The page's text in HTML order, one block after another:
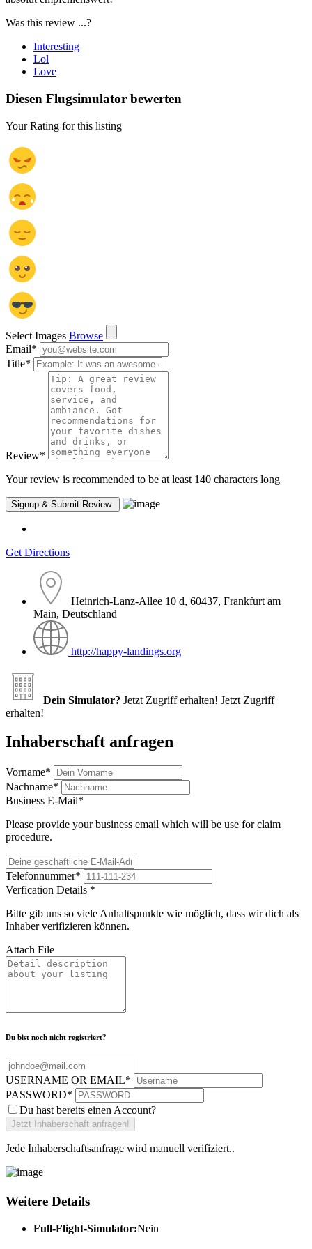
Was this review ...?
Interesting
Lol
Love
Diesen Flugsimulator bewerten
Your Rating for this listing
Select Images Browse
Email*
Title*
Review*
Your review is recommended to be at least 140 characters long
Get Directions
Heinrich-Lanz-Allee 10 d, 60437, Frankfurt am
Main, Deutschland
http://happy-landings.org
Dein Simulator? Jetzt Zugriff erhalten! Jetzt Zugriff
erhalten!
Inhaberschaft anfragen
Vorname*
Nachname*
Business E-Mail*
Please provide your business email which will be use for claim
procedure.
Telefonnummer*
Verfication Details *
Bitte gib uns so viele Anhaltspunkte wie möglich, dass wir dich als
Inhaber verifizieren können.
Attach File
Du bist noch nicht registriert?
USERNAME OR EMAIL*
PASSWORD*
Du hast bereits einen Account?
Jede Inhaberschaftsanfrage wird manuell verifiziert..
Weitere Details
Full-Flight-Simulator:Nein